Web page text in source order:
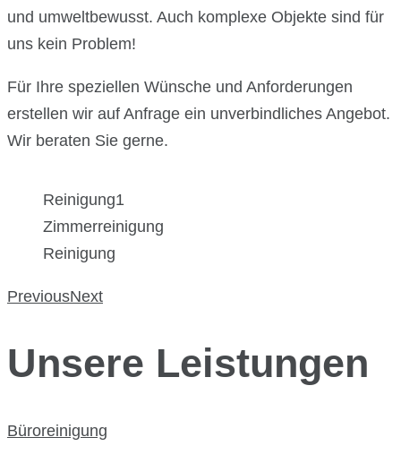
und umweltbewusst. Auch komplexe Objekte sind für
uns kein Problem!
Für Ihre speziellen Wünsche und Anforderungen
erstellen wir auf Anfrage ein unverbindliches Angebot.
Wir beraten Sie gerne.
Reinigung1
Zimmerreinigung
Reinigung
PreviousNext
Unsere Leistungen
Büroreinigung